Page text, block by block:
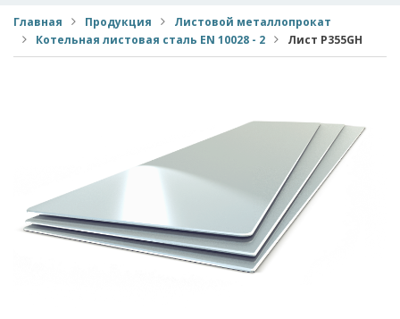
Главная Продукция
Листовой металлопрокат
Котельная листовая сталь EN 10028 - 2
Лист P355GH